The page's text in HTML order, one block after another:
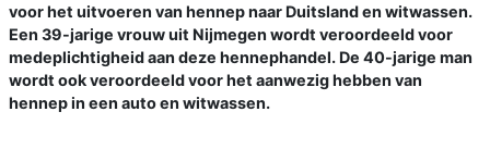
voor het uitvoeren van hennep naar Duitsland en witwassen.
Een 39-jarige vrouw uit Nijmegen wordt veroordeeld voor
medeplichtigheid aan deze hennephandel. De 40-jarige man
wordt ook veroordeeld voor het aanwezig hebben van
hennep in een auto en witwassen.